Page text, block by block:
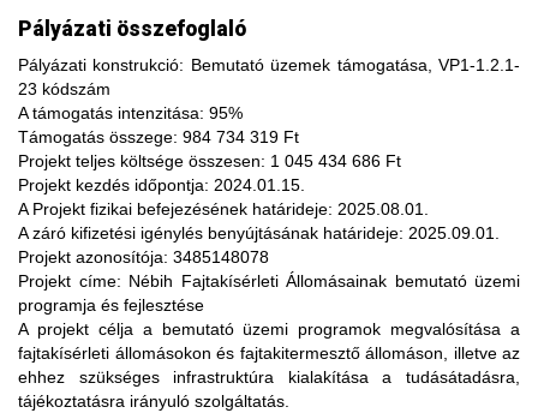
Pályázati összefoglaló
Pályázati konstrukció: Bemutató üzemek támogatása, VP1-1.2.1-
23 kódszám
A támogatás intenzitása: 95%
Támogatás összege: 984 734 319 Ft
Projekt teljes költsége összesen: 1 045 434 686 Ft
Projekt kezdés időpontja: 2024.01.15.
A Projekt fizikai befejezésének határideje: 2025.08.01.
A záró kifizetési igénylés benyújtásának határideje: 2025.09.01.
Projekt azonosítója: 3485148078
Projekt címe: Nébih Fajtakísérleti Állomásainak bemutató üzemi
programja és fejlesztése
A projekt céljaa bemutató üzemi programok megvalósítása a
fajtakísérleti állomásokon és fajtakitermesztő állomáson, illetve az
ehhez szükséges infrastruktúra kialakítása a tudásátadásra,
tájékoztatásra irányuló szolgáltatás.
A fajtakísérleti és fajtakitermesztési állomások
modernizálásával, olyan növényfajta kísérleteket lehet
végezni, melyekkel limitálhatóak a mezőgazdasági termesztés
bizonytalanságából adódó negatív hatások, növelhető a
termésbiztonság, valamint a növényi kórokozókkal, kártevőkkel
szembeni ellenálló képesség. A fajtakísérlet során megszerzett
tapasztalatok átadása az agrárgazdaság szereplői részére egy
olyan, a hagyományostól eltérő jellegű tudás megszerzési
lehetőség, amelynek során a résztvevők elsősorban
gyakorlatorientált ismeretanyaggal, tapasztalatokkal
gazdagodhatnak, a fajtahasználaton túl, az aktuális termelési
eljárások és gazdaságszervezési minták alkalmazása
tekintetében. A gazdálkodók olyan innovatív ismereteket,
növénykultúrákat (fajtákat), környezetvédelmi megoldásokat
ismerhetnek meg, amelyek alkalmazása révén
optimalizálhatják a termelést, csökkenthetik a szennyezőanyag
kibocsátást, valamint eredményesen alkalmazkodhatnak a